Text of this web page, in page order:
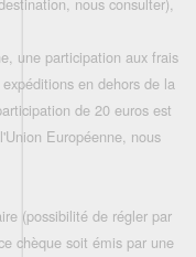
une participation aux frais
en dehors de la
de 20 euros est
Européenne, nous
(possibilité de régler par
chèque soit émis par une